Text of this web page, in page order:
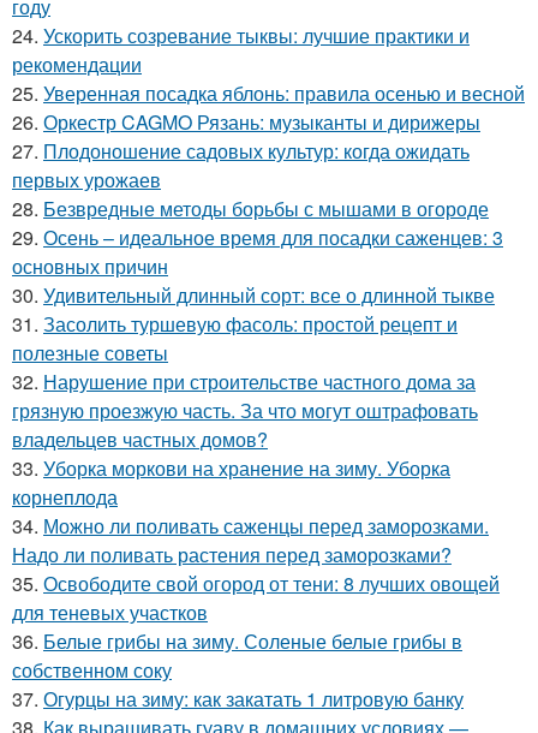
году
24. Ускорить созревание тыквы: лучшие практики и
рекомендации
25. Уверенная посадка яблонь: правила осенью и весной
26. Оркестр CAGMO Рязань: музыканты и дирижеры
27. Плодоношение садовых культур: когда ожидать
первых урожаев
28. Безвредные методы борьбы с мышами в огороде
29. Осень – идеальное время для посадки саженцев: 3
основных причин
30. Удивительный длинный сорт: все о длинной тыкве
31. Засолить туршевую фасоль: простой рецепт и
полезные советы
32. Нарушение при строительстве частного дома за
грязную проезжую часть. За что могут оштрафовать
владельцев частных домов?
33. Уборка моркови на хранение на зиму. Уборка
корнеплода
34. Можно ли поливать саженцы перед заморозками.
Надо ли поливать растения перед заморозками?
35. Освободите свой огород от тени: 8 лучших овощей
для теневых участков
36. Белые грибы на зиму. Соленые белые грибы в
собственном соку
37. Огурцы на зиму: как закатать 1 литровую банку